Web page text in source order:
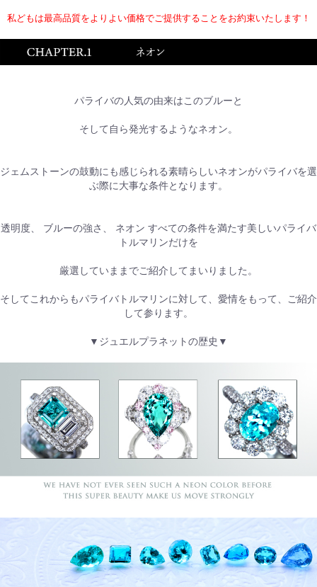
私どもは最高品質をよりよい価格でご提供することをお約束いたします！
パライバの人気の由来はこのブルーと
そして自ら発光するようなネオン。
ジェムストーンの鼓動にも感じられる素晴らしいネオンがパライバを選
ぶ際に大事な条件となります。
透明度、 ブルーの強さ、 ネオン すべての条件を満たす美しいパライバ
トルマリンだけを
厳選していままでご紹介してまいりました。
そしてこれからもパライバトルマリンに対して、愛情をもって、ご紹介
して参ります。
▼ジュエルプラネットの歴史▼